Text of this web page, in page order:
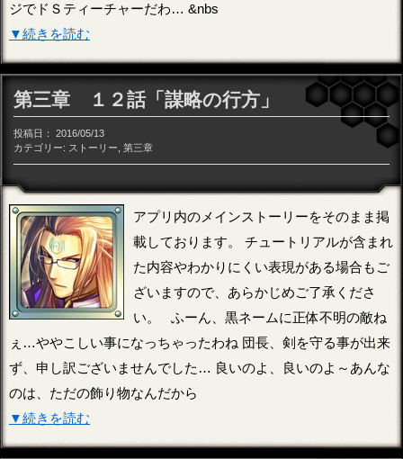
ジでドＳティーチャーだわ… &nbs
▼続きを読む
第三章 １２話「謀略の行方」
投稿日：
2016/05/13
カテゴリー: ストーリー 第三章
アプリ内のメインストーリーをそのまま掲
載しております。 チュートリアルが含まれ
た内容やわかりにくい表現がある場合もご
ざいますので、あらかじめご了承くださ
い。 ふーん、黒ネームに正体不明の敵ね
ぇ…ややこしい事になっちゃったわね 団長、剣を守る事が出来
ず、申し訳ございませんでした… 良いのよ、良いのよ～あんな
のは、ただの飾り物なんだから
▼続きを読む